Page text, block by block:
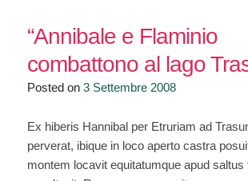
“Annibale e Flaminio
combattono al lago
Posted on 3 Settembre 2008
Ex hiberis Hannibal per Etruriam ad
perverat, ibique in loco aperto castra
montem locavit equitatumque apud saltus